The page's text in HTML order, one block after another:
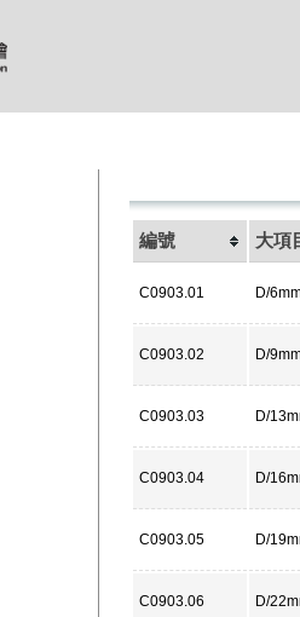
編號 大項
C0903.01 D/
C0903.02 D/
C0903.03 D/
C0903.04 D/
C0903.05 D/
C0903.06 D/